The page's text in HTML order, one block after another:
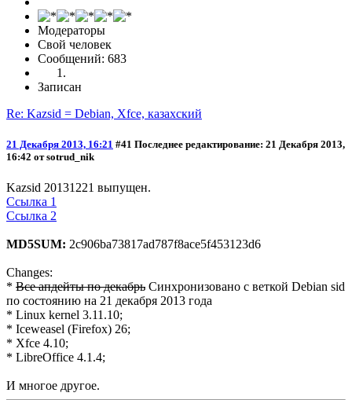
Модераторы
Свой человек
Сообщений: 683
Записан
Re: Kazsid = Debian, Xfce, казахский
21 Декабря 2013, 16:21 #41 Последнее редактирование: 21 Декабря 2013,
16:42 от sotrud_nik
Kazsid 20131221 выпущен.
Ссылка 1
Ссылка 2
MD5SUM: 2c906ba73817ad787f8ace5f453123d6
Changes:
* Все апдейты по декабрь Синхронизовано с веткой Debian sid
по состоянию на 21 декабря 2013 года
* Linux kernel 3.11.10;
* Iceweasel (Firefox) 26;
* Xfce 4.10;
* LibreOffice 4.1.4;
И многое другое.